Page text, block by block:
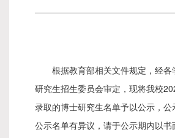
根据教育部相关文件规定，经各
研究生招生委员会审定，现将我校
录取的博士研究生名单予以公示，公
公示名单有异议，请于公示期内以书